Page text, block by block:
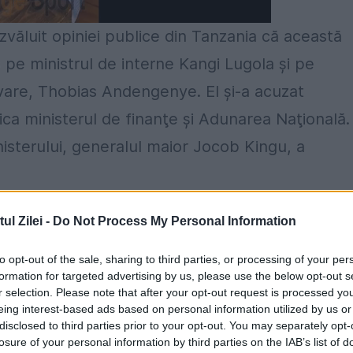
Zilei - Do Not Process My Personal Information
opt-out of the sale, sharing to third parties, or processing of your
for targeted advertising by us, please use the below opt-out
selection. Please note that after your opt-out request is processed
interest-based ads based on personal information utilized by us
to third parties prior to your opt-out. You may separately
of your personal information by third parties on the IAB’s list of
opiniei publice din Tanzania că această
ministrul de interne Kangi Lugola şi pe
Thobias Andengenye. El şi-a acuzat
ministerul de finanţe şi Adunarea Naţională.
generalul maior Jocob Kingu, a
şi Combaterea Corupţiei (PCCB),
va fi trimisă în România pentru a
Rom International Solution, chiar
că oficialii demiși au fost convocați pentru